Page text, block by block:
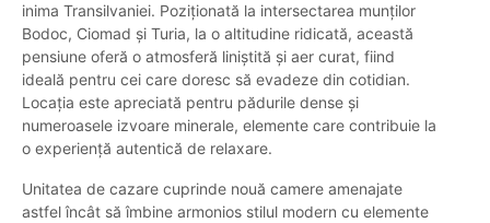
inima Transilvaniei. Poziționată la intersectarea munților
Bodoc, Ciomad și Turia, la o altitudine ridicată, această
pensiune oferă o atmosferă liniștită și aer curat, fiind
ideală pentru cei care doresc să evadeze din cotidian.
Locația este apreciată pentru pădurile dense și
numeroasele izvoare minerale, elemente care contribuie la
o experiență autentică de relaxare.
Unitatea de cazare cuprinde nouă camere amenajate
astfel încât să îmbine armonios stilul modern cu elemente